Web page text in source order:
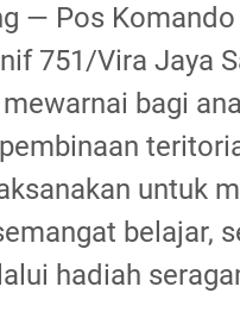
— Pos
751/Vira Jaya
bagi
untuk
belajar,
hadiah